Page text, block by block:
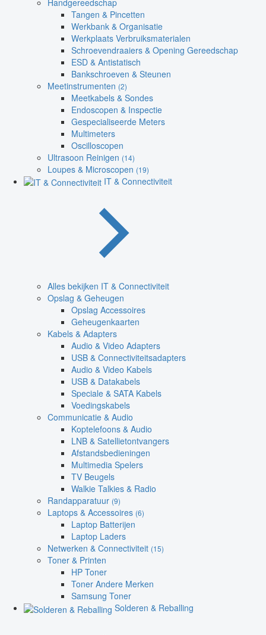
Tangen & Pincetten
Werkbank & Organisatie
Werkplaats Verbruiksmaterialen
Schroevendraaiers & Opening Gereedschap
ESD & Antistatisch
Bankschroeven & Steunen
Meetinstrumenten (2)
Meetkabels & Sondes
Endoscopen & Inspectie
Gespecialiseerde Meters
Multimeters
Oscilloscopen
Ultrasoon Reinigen (14)
Loupes & Microscopen (19)
IT & Connectiviteit
Alles bekijken IT & Connectiviteit
Opslag & Geheugen
Opslag Accessoires
Geheugenkaarten
Kabels & Adapters
Audio & Video Adapters
USB & Connectiviteitsadapters
Audio & Video Kabels
USB & Datakabels
Speciale & SATA Kabels
Voedingskabels
Communicatie & Audio
Koptelefoons & Audio
LNB & Satellietontvangers
Afstandsbedieningen
Multimedia Spelers
TV Beugels
Walkie Talkies & Radio
Randapparatuur (9)
Laptops & Accessoires (6)
Laptop Batterijen
Laptop Laders
Netwerken & Connectiviteit (15)
Toner & Printen
HP Toner
Toner Andere Merken
Samsung Toner
Solderen & Reballing